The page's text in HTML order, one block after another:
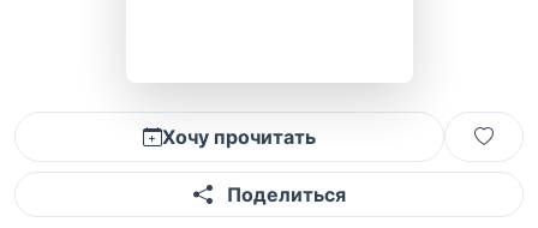
Хочу прочитать
Поделиться